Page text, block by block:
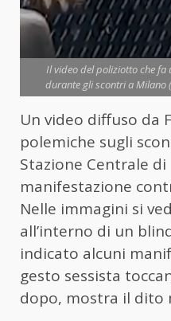
Il video del poliziotto che fa
durante gli scontri a
Un video diffuso da
polemiche sugli
Stazione Centrale
manifestazione
Nelle immagini si
all’interno di un
indicato alcuni
gesto sessista
dopo, mostra il dito